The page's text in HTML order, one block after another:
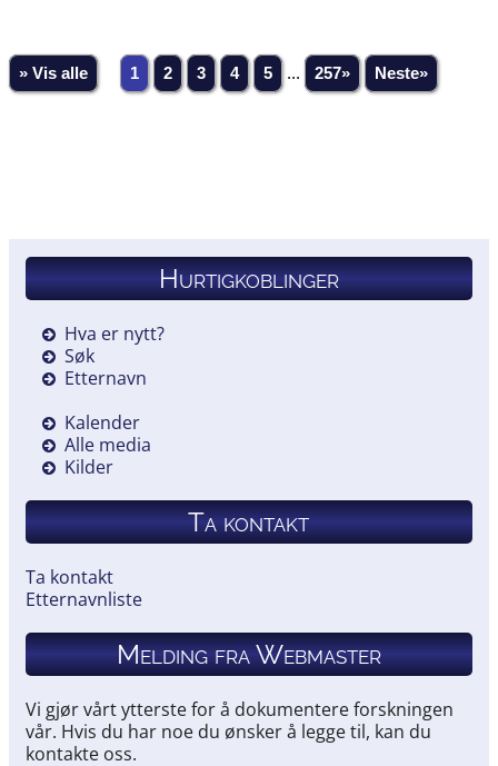
» Vis alle 1 2 3 4 5 ... 257» Neste»
Hurtigkoblinger
Hva er nytt?
Søk
Etternavn
Kalender
Alle media
Kilder
Ta kontakt
Ta kontakt
Etternavnliste
Melding fra Webmaster
Vi gjør vårt ytterste for å dokumentere forskningen
vår. Hvis du har noe du ønsker å legge til, kan du
kontakte oss.